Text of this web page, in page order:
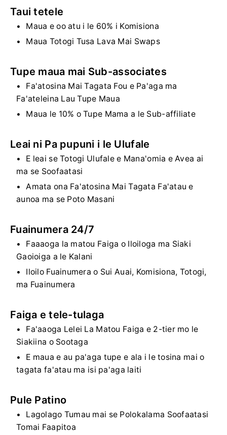
Taui tetele
Maua e oo atu i le 60% i Komisiona
Maua Totogi Tusa Lava Mai Swaps
Tupe maua mai Sub-associates
Fa'atosina Mai Tagata Fou e Pa'aga ma
Fa'ateleina Lau Tupe Maua
Maua le 10% o Tupe Mama a le Sub-affiliate
Leai ni Pa pupuni i le Ulufale
E leai se Totogi Ulufale e Mana'omia e Avea ai
ma se Soofaatasi
Amata ona Fa'atosina Mai Tagata Fa'atau e
aunoa ma se Poto Masani
Fuainumera 24/7
Faaaoga la matou Faiga o Iloiloga ma Siaki
Gaoioiga a le Kalani
Iloilo Fuainumera o Sui Auai, Komisiona, Totogi,
ma Fuainumera
Faiga e tele-tulaga
Fa'aaoga Lelei La Matou Faiga e 2-tier mo le
Siakiina o Sootaga
E maua e au pa'aga tupe e ala i le tosina mai o
tagata fa'atau ma isi pa'aga laiti
Pule Patino
Lagolago Tumau mai se Polokalama Soofaatasi
Tomai Faapitoa